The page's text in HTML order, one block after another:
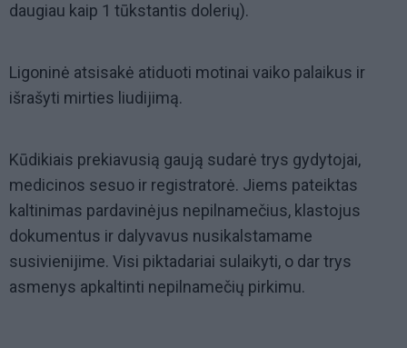
daugiau kaip 1 tūkstantis dolerių).
Ligoninė atsisakė atiduoti motinai vaiko palaikus ir
išrašyti mirties liudijimą.
Kūdikiais prekiavusią gaują sudarė trys gydytojai,
medicinos sesuo ir registratorė. Jiems pateiktas
kaltinimas pardavinėjus nepilnamečius, klastojus
dokumentus ir dalyvavus nusikalstamame
susivienijime. Visi piktadariai sulaikyti, o dar trys
asmenys apkaltinti nepilnamečių pirkimu.